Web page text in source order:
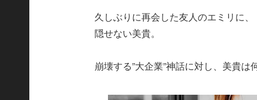
久しぶりに再会した友人のエミリに、
隠せない美貴。
崩壊する”大企業”神話に対し、美貴は